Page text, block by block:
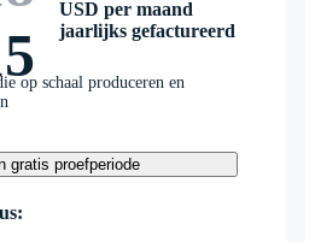
USD per maand
jaarlijks gefactureerd
op schaal produceren en
gratis proefperiode